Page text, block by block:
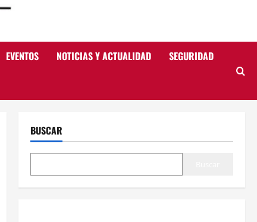
EVENTOS NOTICIAS Y ACTUALIDAD SEGURIDAD
BUSCAR